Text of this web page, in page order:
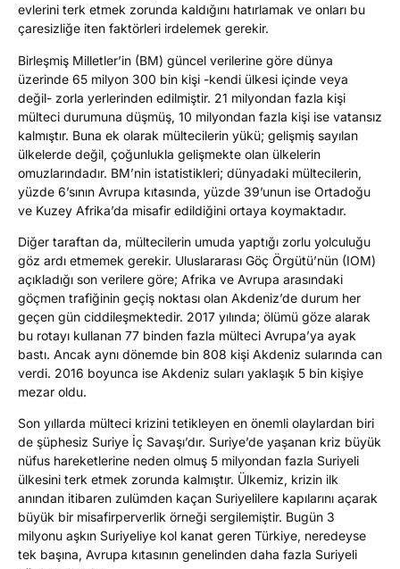
evlerini terk etmek zorunda kaldığını hatırlamak ve onları bu
çaresizliğe iten faktörleri irdelemek gerekir.
Birleşmiş Milletler’in (BM) güncel verilerine göre dünya
üzerinde 65 milyon 300 bin kişi -kendi ülkesi içinde veya
değil- zorla yerlerinden edilmiştir. 21 milyondan fazla kişi
mülteci durumuna düşmüş, 10 milyondan fazla kişi ise vatansız
kalmıştır. Buna ek olarak mültecilerin yükü; gelişmiş sayılan
ülkelerde değil, çoğunlukla gelişmekte olan ülkelerin
omuzlarındadır. BM’nin istatistikleri; dünyadaki mültecilerin,
yüzde 6’sının Avrupa kıtasında, yüzde 39’unun ise Ortadoğu
ve Kuzey Afrika’da misafir edildiğini ortaya koymaktadır.
Diğer taraftan da, mültecilerin umuda yaptığı zorlu yolculuğu
göz ardı etmemek gerekir. Uluslararası Göç Örgütü’nün (IOM)
açıkladığı son verilere göre; Afrika ve Avrupa arasındaki
göçmen trafiğinin geçiş noktası olan Akdeniz’de durum her
geçen gün ciddileşmektedir. 2017 yılında; ölümü göze alarak
bu rotayı kullanan 77 binden fazla mülteci Avrupa’ya ayak
bastı. Ancak aynı dönemde bin 808 kişi Akdeniz sularında can
verdi. 2016 boyunca ise Akdeniz suları yaklaşık 5 bin kişiye
mezar oldu.
Son yıllarda mülteci krizini tetikleyen en önemli olaylardan biri
de şüphesiz Suriye İç Savaşı’dır. Suriye’de yaşanan kriz büyük
nüfus hareketlerine neden olmuş 5 milyondan fazla Suriyeli
ülkesini terk etmek zorunda kalmıştır. Ülkemiz, krizin ilk
anından itibaren zulümden kaçan Suriyelilere kapılarını açarak
büyük bir misafirperverlik örneği sergilemiştir. Bugün 3
milyonu aşkın Suriyeliye kol kanat geren Türkiye, neredeyse
tek başına, Avrupa kıtasının genelinden daha fazla Suriyeli